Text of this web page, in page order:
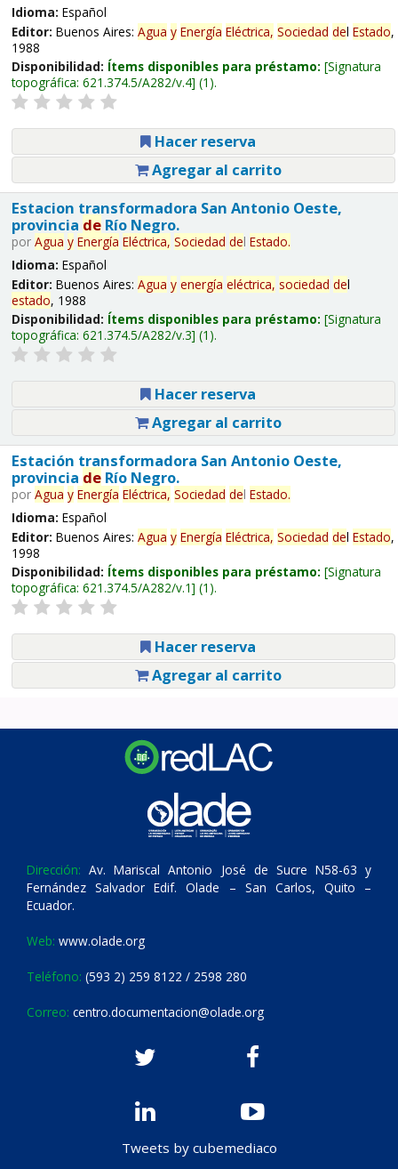
Idioma: Español
Editor: Buenos Aires: Agua y Energía Eléctrica, Sociedad del Estado,
1988
Disponibilidad: Ítems disponibles para préstamo: Signatura
topográfica: 621.374.5/A282/v.4 (1).
Hacer reserva
Agregar al carrito
Estacion transformadora San Antonio Oeste,
provincia deRío Negro.
por Agua y Energía Eléctrica, Sociedad del Estado.
Idioma: Español
Editor: Buenos Aires: Agua y energía eléctrica, sociedad del
estado, 1988
Disponibilidad: Ítems disponibles para préstamo: Signatura
topográfica: 621.374.5/A282/v.3 (1).
Hacer reserva
Agregar al carrito
Estación transformadora San Antonio Oeste,
provincia deRío Negro.
por Agua y Energía Eléctrica, Sociedad del Estado.
Idioma: Español
Editor: Buenos Aires: Agua y Energía Eléctrica, Sociedad del Estado,
1998
Disponibilidad: Ítems disponibles para préstamo: Signatura
topográfica: 621.374.5/A282/v.1 (1).
Hacer reserva
Agregar al carrito
Dirección: Av. Mariscal Antonio José de Sucre N58-63 y
Fernández Salvador Edif. Olade – San Carlos, Quito –
Ecuador.
Web: www.olade.org
Teléfono: (593 2) 259 8122 / 2598 280
Correo: centro.documentacion@olade.org
Tweets by cubemediaco